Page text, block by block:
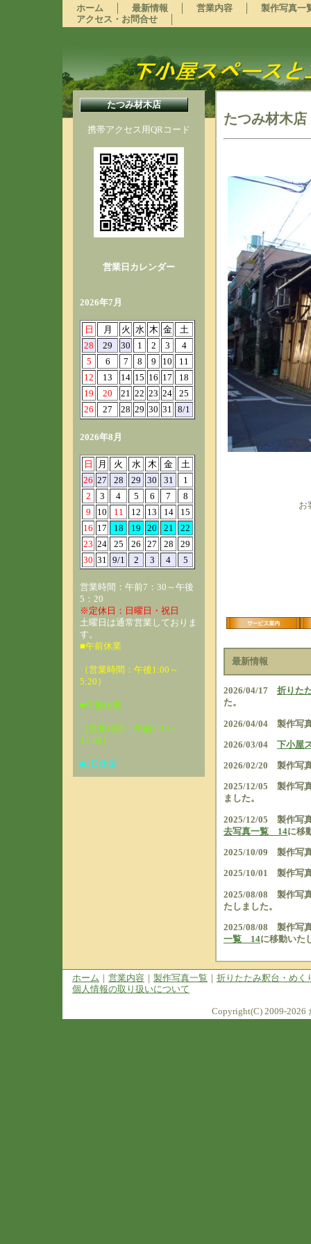
ホーム 最新情報 営業内容
製作写真一
アクセス・お問合せ
たつみ材木店
携帯アクセス用QRコード
営業日カレンダー
2026年7月
日 月 火 水 木 金
土
28
29 30 1 2 3
4
5
6 7 8 9 10
11
12
13 14 15 16 17
18
19
20 21 22 23 24
25
26
27 28 29 30 31 8/1
2026年8月
日 月 火 水 木 金
土
26 27 28 29 30 31
1
2
3 4 5 6 7
8
9
10 11 12 13 14
15
16 17 18 19 20 21
22
23 24 25 26 27 28
29
30 31 9/1 2 3 4 5
営業時間：午前7：30～午後
5：20
※定休日：日曜日・祝日
土曜日は通常営業しておりま
す。
■午前休業
（営業時間：午後1:00～
5:20）
■午後休業
（営業時間：午前7:30～
12:00）
■1日休業
たつみ材木店
お
最新情報
2026/04/17 折りた
た。
2026/04/04 製作写
2026/03/04 下小屋
2026/02/20 製作写
2025/12/05 製作写
ました。
2025/12/05 製作写
去写真一覧 14に移
2025/10/09 製作写
2025/10/01 製作写
2025/08/08 製作写
たしました。
2025/08/08 製作写
一覧 14に移動いた
ホーム ｜ 営業内容 ｜ 製作写真一覧 ｜ 折りたたみ釈台・めく
個人情報の取り扱いについて
Copyright(C) 2009-